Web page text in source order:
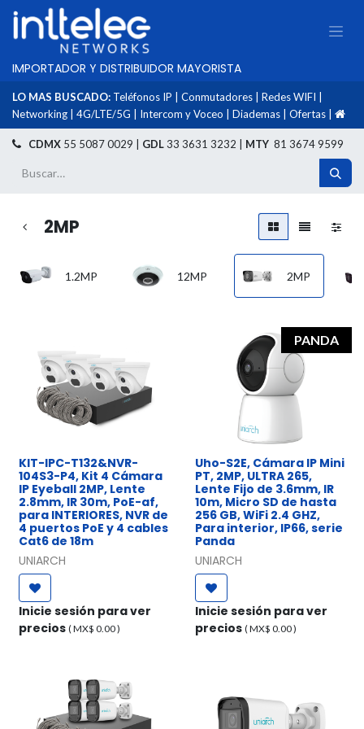
IMPORTADOR Y DISTRIBUIDOR MAYORISTA
LO MAS BUSCADO: Teléfonos IP Conmutadores Redes WIFI
Networking
4G/LTE/5G Intercom y Voceo Diademas Ofertas
CDMX 55 5087 0029 | GDL33 3631 3232 | MTY 81 3674 9599
2MP
1.2MP 12MP 2MP
KIT-IPC-T132&NVR-
104S3-P4, Kit 4 Cámara
IP Eyeball 2MP, Lente
2.8mm, IR 30m, PoE-af,
para INTERIORES, NVR de
4 puertos PoE y 4 cables
Cat6 de 18m
UNIARCH
Inicie sesión para ver
precios ( MX$ 0.00)
PANDA
Uho-S2E, Cámara IP Mini
PT, 2MP, ULTRA 265,
Lente Fijo de 3.6mm, IR
10m, Micro SD de hasta
256 GB, WiFi 2.4 GHZ,
Para interior, IP66, serie
Panda
UNIARCH
Inicie sesión para ver
precios ( MX$ 0.00)